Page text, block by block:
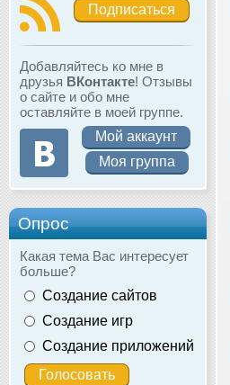
Подписаться
Добавляйтесь ко мне в
друзья ВКонтакте! Отзывы
о сайте и обо мне
оставляйте в моей группе.
Мой аккаунт
Моя группа
Опрос
Какая тема Вас интересует
больше?
Создание сайтов
Создание игр
Создание приложений